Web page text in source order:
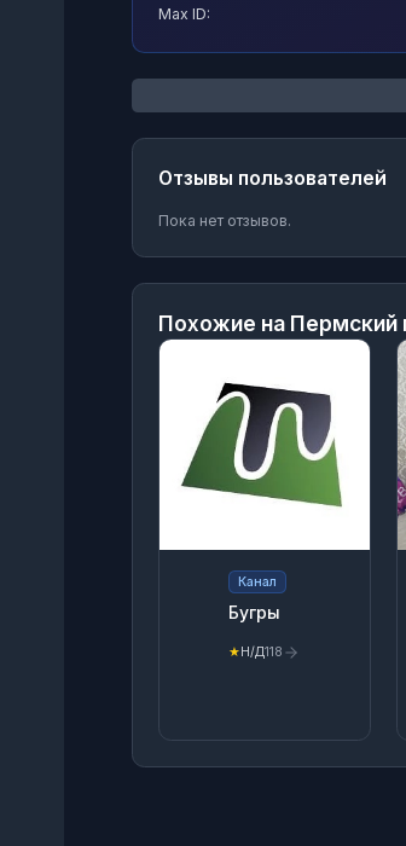
Max ID:
Отзывы пользователей
Пока нет отзывов.
Похожие на Пермский
Канал
Бугры
★Н/Д118